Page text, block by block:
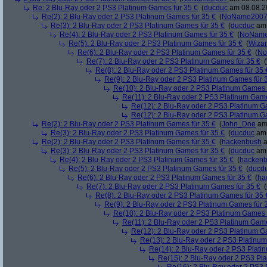
Re: 2 Blu-Ray oder 2 PS3 Platinum Games für 35 € (ducduc am
Re(2): 2 Blu-Ray oder 2 PS3 Platinum Games für 35 € (NoName2007
Re(3): 2 Blu-Ray oder 2 PS3 Platinum Games für 35 € (ducduc
Re(4): 2 Blu-Ray oder 2 PS3 Platinum Games für 35 € (
Re(5): 2 Blu-Ray oder 2 PS3 Platinum Games für 35 € (
Re(6): 2 Blu-Ray oder 2 PS3 Platinum Games für 35 € (
Re(7): 2 Blu-Ray oder 2 PS3 Platinum Games für 35 € (
Re(8): 2 Blu-Ray oder 2 PS3 Platinum Games für 35
Re(9): 2 Blu-Ray oder 2 PS3 Platinum Games für
Re(10): 2 Blu-Ray oder 2 PS3 Platinum Games
Re(11): 2 Blu-Ray oder 2 PS3 Platinum
Re(12): 2 Blu-Ray oder 2 PS3 Platinum
Re(12): 2 Blu-Ray oder 2 PS3 Platinum
Re(2): 2 Blu-Ray oder 2 PS3 Platinum Games für 35 € (John_Doe
Re(3): 2 Blu-Ray oder 2 PS3 Platinum Games für 35 € (ducduc
Re(2): 2 Blu-Ray oder 2 PS3 Platinum Games für 35 € (hackenbush
Re(3): 2 Blu-Ray oder 2 PS3 Platinum Games für 35 € (ducduc
Re(4): 2 Blu-Ray oder 2 PS3 Platinum Games für 35 € (
Re(5): 2 Blu-Ray oder 2 PS3 Platinum Games für 35 € (
Re(6): 2 Blu-Ray oder 2 PS3 Platinum Games für 35 € (
Re(7): 2 Blu-Ray oder 2 PS3 Platinum Games für 35 € (
Re(8): 2 Blu-Ray oder 2 PS3 Platinum Games für 35
Re(9): 2 Blu-Ray oder 2 PS3 Platinum Games für
Re(10): 2 Blu-Ray oder 2 PS3 Platinum Games
Re(11): 2 Blu-Ray oder 2 PS3 Platinum
Re(12): 2 Blu-Ray oder 2 PS3 Platinum
Re(13): 2 Blu-Ray oder 2 PS3
Re(14): 2 Blu-Ray oder 2 PS3
Re(15): 2 Blu-Ray oder 2 PS3